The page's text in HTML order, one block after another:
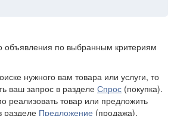
объявления по выбранным критериям
нужного вам товара или услуги, то
ваш запрос в разделе Спрос (покупка).
реализовать товар или предложить
разделе Предложение (продажа).